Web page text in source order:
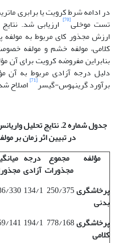
در ادامه شرط کرویت یا برابری
تست موخلی[70]
ارزیابی شد.
ارزش مجذور کای مربوط به
بنابراین مفروضه کرویت برای آن
دلیل درجه آزادی مربوط به آن
برآورد گرینهوس-گیسر[71] اصلاح
جدول شماره 2. نتایج
در تبیین اثر زمان بر
مؤلفه
مجموع
مجذورات
درجه
آزادی
پرخاشگری
بدنی
250/375
134/1
330
پرخاشگری
کلامی
778/168
194/1
141